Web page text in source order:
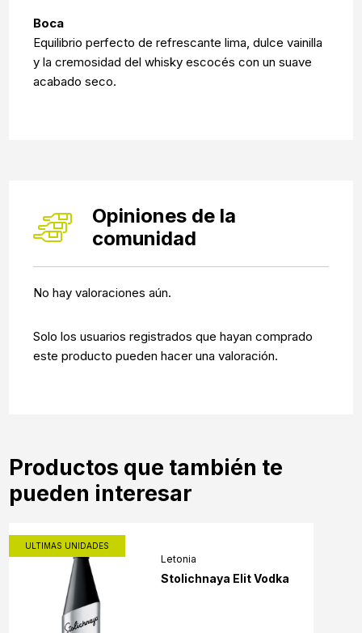
Boca
Equilibrio perfecto de refrescante lima, dulce vainilla
y la cremosidad del whisky escocés con un suave
acabado seco.
Opiniones de la
comunidad
No hay valoraciones aún.
Solo los usuarios registrados que hayan comprado
este producto pueden hacer una valoración.
Productos que también te
pueden interesar
ULTIMAS UNIDADES
Letonia
Stolichnaya Elit Vodka